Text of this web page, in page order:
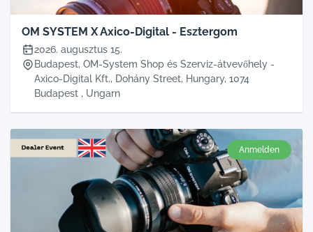
OM SYSTEM X Axico-Digital - Esztergom
2026. augusztus 15.
Budapest, OM-System Shop és Szerviz-átvevőhely -
Axico-Digital Kft., Dohány Street, Hungary, 1074
Budapest , Ungarn
Anmelden